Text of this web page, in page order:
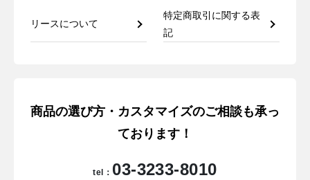
リースについて
特定商取引に関する表
記
商品の選び方・カスタマイズのご相談も承っ
ております！
tel： 03-3233-8010